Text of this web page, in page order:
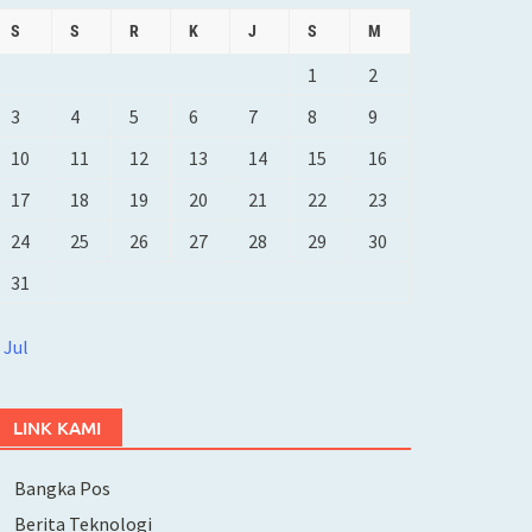
S S R K J S M
1
2
3
4 5 6 7 8
9
10
11 12 13 14 15
16
17
18 19 20 21 22
23
24
25 26 27 28 29
30
31
Jul
LINK KAMI
Bangka Pos
Berita Teknologi